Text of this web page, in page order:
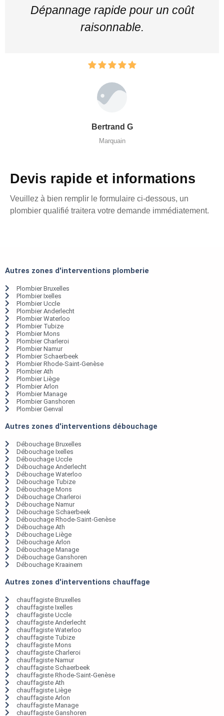
Dépannage rapide pour un coût
raisonnable.
Bertrand G
Marquain
Devis rapide et informations
Veuillez à bien remplir le formulaire ci-dessous, un
plombier qualifié traitera votre demande immédiatement.
Autres zones d'interventions plomberie
Plombier Bruxelles
Plombier Ixelles
Plombier Uccle
Plombier Anderlecht
Plombier Waterloo
Plombier Tubize
Plombier Mons
Plombier Charleroi
Plombier Namur
Plombier Schaerbeek
Plombier Rhode-Saint-Genèse
Plombier Ath
Plombier Liège
Plombier Arlon
Plombier Manage
Plombier Ganshoren
Plombier Genval
Autres zones d'interventions débouchage
Débouchage Bruxelles
Débouchage Ixelles
Débouchage Uccle
Débouchage Anderlecht
Débouchage Waterloo
Débouchage Tubize
Débouchage Mons
Débouchage Charleroi
Débouchage Namur
Débouchage Schaerbeek
Débouchage Rhode-Saint-Genèse
Débouchage Ath
Débouchage Liège
Débouchage Arlon
Débouchage Manage
Débouchage Ganshoren
Débouchage Kraainem
Autres zones d'interventions chauffage
chauffagiste Bruxelles
chauffagiste Ixelles
chauffagiste Uccle
chauffagiste Anderlecht
chauffagiste Waterloo
chauffagiste Tubize
chauffagiste Mons
chauffagiste Charleroi
chauffagiste Namur
chauffagiste Schaerbeek
chauffagiste Rhode-Saint-Genèse
chauffagiste Ath
chauffagiste Liège
chauffagiste Arlon
chauffagiste Manage
chauffagiste Ganshoren